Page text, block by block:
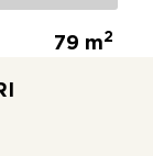
79 m2
179 000 €